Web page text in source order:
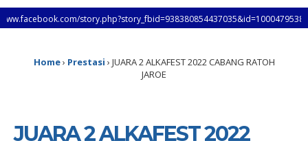
Home› Prestasi › JUARA 2 ALKAFEST 2022 CABANG RATOH
JAROE
JUARA 2 ALKAFEST 2022